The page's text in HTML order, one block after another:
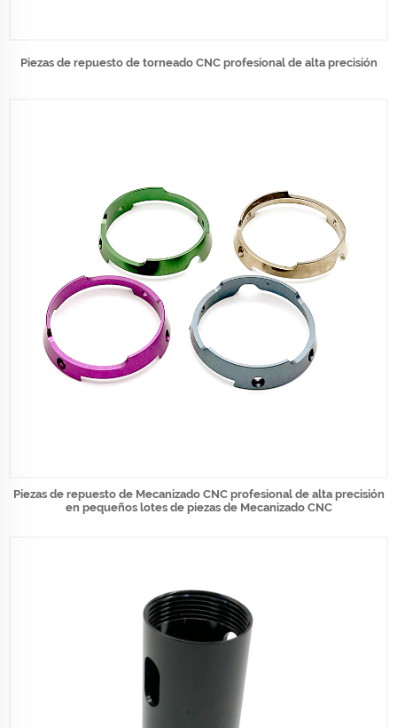
Piezas de repuesto de torneado CNC profesional de alta precisión
Piezas de repuesto de Mecanizado CNC profesional de alta precisión
en pequeños lotes de piezas de Mecanizado CNC